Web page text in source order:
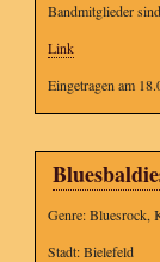
Bandmitglieder
Link
Eingetragen am
Genre: Bluesrock,
Stadt: Bielefeld